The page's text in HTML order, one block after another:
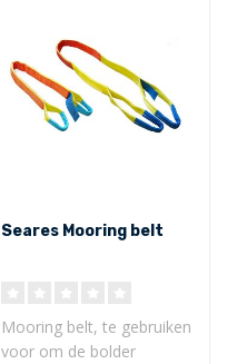
Seares Mooring belt
Mooring belt, te gebruiken
voor om de bolder